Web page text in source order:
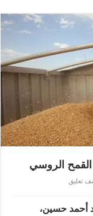
الروسي
تعليق
أحمد حسين،